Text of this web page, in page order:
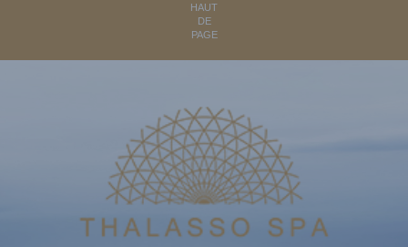
HAUT
DE
PAGE